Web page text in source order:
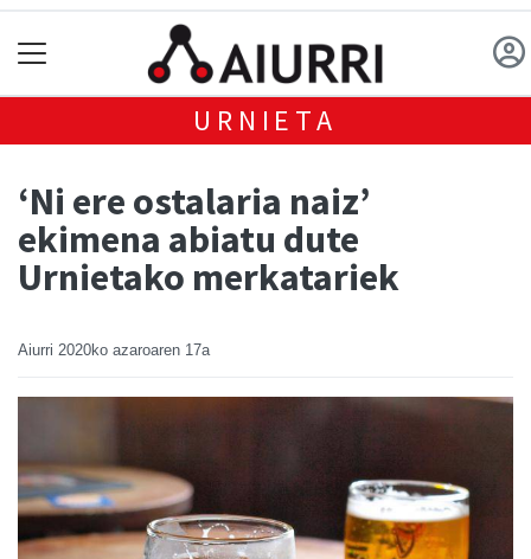
URNIETA
‘Ni ere ostalaria naiz’
ekimena abiatu dute
Urnietako merkatariek
Aiurri 2020ko azaroaren 17a